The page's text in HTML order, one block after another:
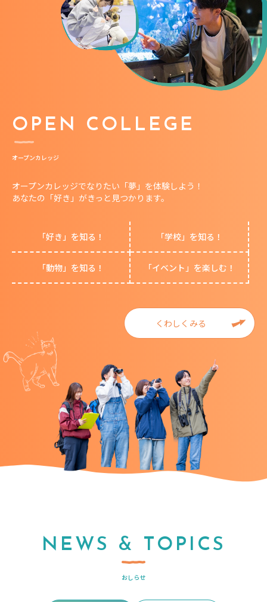
OPEN COLLEGE
オープンカレッジ
オープンカレッジでなりたい「夢」を体験しよう！
あなたの「好き」がきっと見つかります。
「好き」を知る！ 「学校」を知る！
「動物」を知る！ 「イベント」を楽しむ！
くわしくみる
NEWS & TOPICS
おしらせ